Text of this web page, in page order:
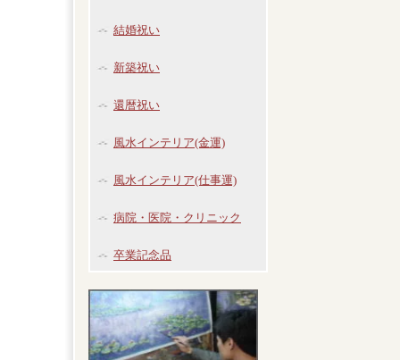
結婚祝い
新築祝い
還暦祝い
風水インテリア(金運)
風水インテリア(仕事運)
病院・医院・クリニック
卒業記念品